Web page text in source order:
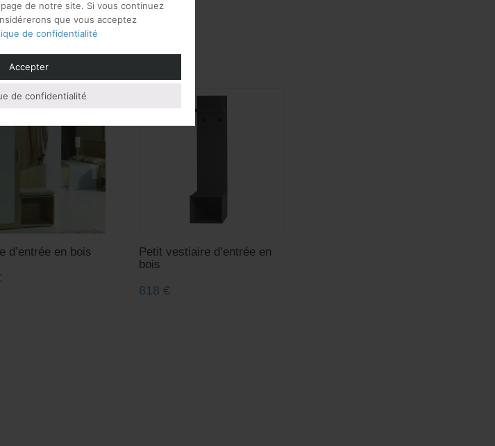
d’entrée en bois
Petit vestiaire d’entrée en
bois
818€
de notre site. Si vous continuez
que vous acceptez
de confidentialité
Accepter
de confidentialité